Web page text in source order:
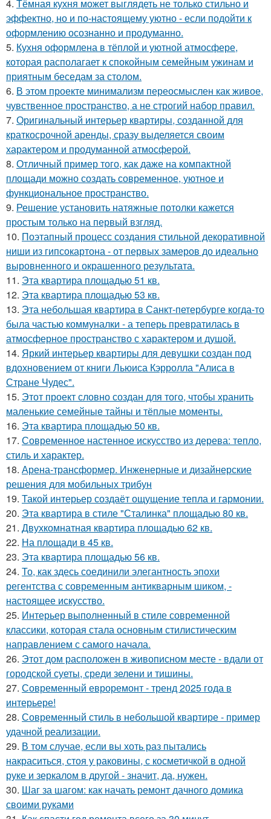
4. Тёмная кухня может выглядеть не только стильно и
эффектно, но и по-настоящему уютно - если подойти к
оформлению осознанно и продуманно.
5. Кухня оформлена в тёплой и уютной атмосфере,
которая располагает к спокойным семейным ужинам и
приятным беседам за столом.
6. В этом проекте минимализм переосмыслен как живое,
чувственное пространство, а не строгий набор правил.
7. Оригинальный интерьер квартиры, созданной для
краткосрочной аренды, сразу выделяется своим
характером и продуманной атмосферой.
8. Отличный пример того, как даже на компактной
площади можно создать современное, уютное и
функциональное пространство.
9. Решение установить натяжные потолки кажется
простым только на первый взгляд.
10. Поэтапный процесс создания стильной декоративной
ниши из гипсокартона - от первых замеров до идеально
выровненного и окрашенного результата.
11. Эта квартира площадью 51 кв.
12. Эта квартира площадью 53 кв.
13. Эта небольшая квартира в Санкт-петербурге когда-то
была частью коммуналки - а теперь превратилась в
атмосферное пространство с характером и душой.
14. Яркий интерьер квартиры для девушки создан под
вдохновением от книги Льюиса Кэрролла "Алиса в
Стране Чудес".
15. Этот проект словно создан для того, чтобы хранить
маленькие семейные тайны и тёплые моменты.
16. Эта квартира площадью 50 кв.
17. Современное настенное искусство из дерева: тепло,
стиль и характер.
18. Арена-трансформер. Инженерные и дизайнерские
решения для мобильных трибун
19. Такой интерьер создаёт ощущение тепла и гармонии.
20. Эта квартира в стиле "Сталинка" площадью 80 кв.
21. Двухкомнатная квартира площадью 62 кв.
22. На площади в 45 кв.
23. Эта квартира площадью 56 кв.
24. То, как здесь соединили элегантность эпохи
регентства с современным антикварным шиком, -
настоящее искусство.
25. Интерьер выполненный в стиле современной
классики, которая стала основным стилистическим
направлением с самого начала.
26. Этот дом расположен в живописном месте - вдали от
городской суеты, среди зелени и тишины.
27. Современный евроремонт - тренд 2025 года в
интерьере!
28. Современный стиль в небольшой квартире - пример
удачной реализации.
29. В том случае, если вы хоть раз пытались
накраситься, стоя у раковины, с косметичкой в одной
руке и зеркалом в другой - значит, да, нужен.
30. Шаг за шагом: как начать ремонт дачного домика
своими руками